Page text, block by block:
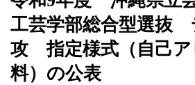
工芸学部総合型選抜
攻 指定様式（自己ア
料）の公表